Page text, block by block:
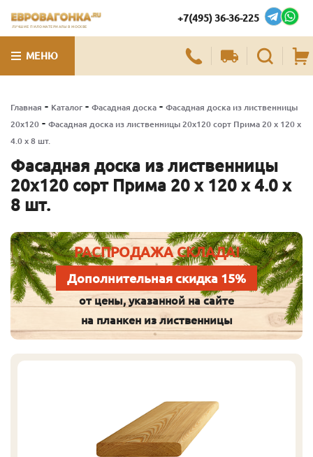
ЛУЧШИЕ ПИЛОМАТЕРИАЛЫ В МОСКВЕ
+7(495) 36-36-225
МЕНЮ
Главная - Каталог - Фасадная доска - Фасадная доска из лиственницы
20х120 - Фасадная доска из лиственницы 20х120 сорт Прима 20 x 120 x
4.0 x 8 шт.
Фасадная доска из лиственницы
20х120 сорт Прима 20 x 120 x 4.0 x
8 шт.
РАСПРОДАЖА СКЛАДА!
Дополнительная скидка 15%
от цены, указанной на сайте
на планкен из лиственницы